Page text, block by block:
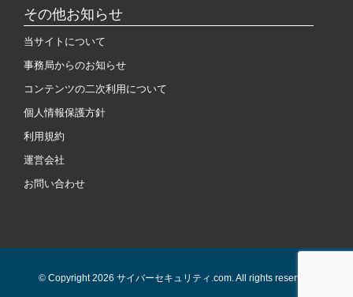
その他お知らせ
当サイトについて
事務局からのお知らせ
コンテンツの二次利用について
個人情報保護方針
利用規約
運営会社
お問い合わせ
© Copyright 2026 サイバーセキュリティ.com. All rights reserved.